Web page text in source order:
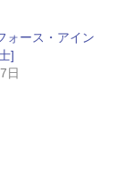
ォース・アイン
]
日